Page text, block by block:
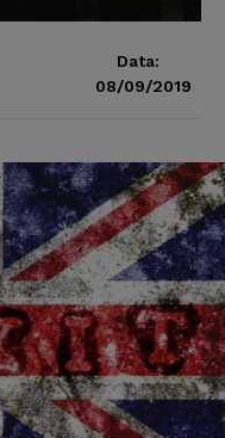
Data:
08/09/2019